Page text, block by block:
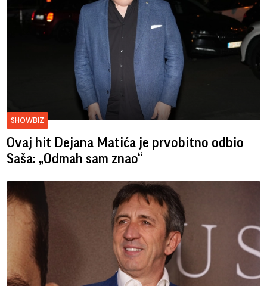
SHOWBIZ
Ovaj hit Dejana Matića je prvobitno odbio
Saša: „Odmah sam znao“